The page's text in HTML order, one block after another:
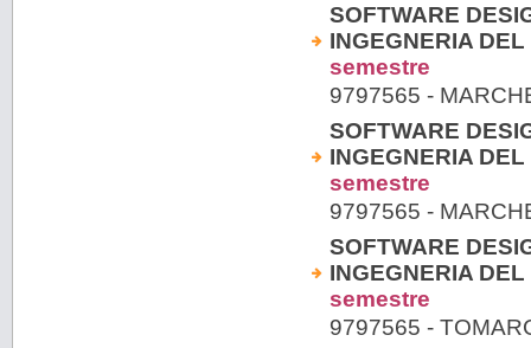
SOFTWARE
INGEGNERIA
semestre
9797565 -
SOFTWARE
INGEGNERIA
semestre
9797565 -
SOFTWARE
INGEGNERIA
semestre
9797565 -